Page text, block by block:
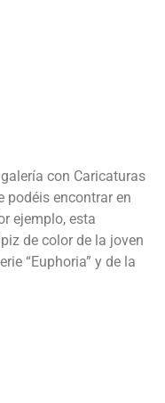
con Caricaturas
podéis encontrar en
ejemplo, esta
de color de la joven
“Euphoria” y de la